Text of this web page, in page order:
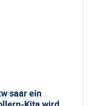
saar ein